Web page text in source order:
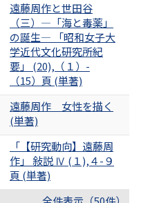
遠藤周作と世田谷
（三）―「海と毒薬」
の誕生― 「昭和女子大
学近代文化研究所紀
要」 (20),（１）-
（15）頁 (単著)
遠藤周作 女性を描く
(単著)
「【研究動向】遠藤周
作」 敍説 Ⅳ (１),４-９
頁 (単著)